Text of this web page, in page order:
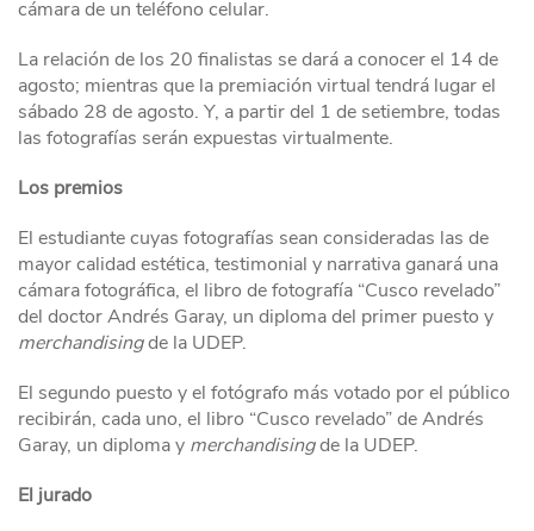
cámara de un teléfono celular.
La relación de los 20 finalistas se dará a conocer el 14 de
agosto; mientras que la premiación virtual tendrá lugar el
sábado 28 de agosto. Y, a partir del 1 de setiembre, todas
las fotografías serán expuestas virtualmente.
Los premios
El estudiante cuyas fotografías sean consideradas las de
mayor calidad estética, testimonial y narrativa ganará una
cámara fotográfica, el libro de fotografía “Cusco revelado”
del doctor Andrés Garay, un diploma del primer puesto y
merchandisingde la UDEP.
El segundo puesto y el fotógrafo más votado por el público
recibirán, cada uno, el libro “Cusco revelado” de Andrés
Garay, un diploma y merchandisingde la UDEP.
El jurado